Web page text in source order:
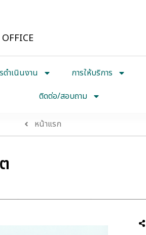
ดำเนินงาน การให้บริการ
ติดต่อ/สอบถาม
หน้าแรก